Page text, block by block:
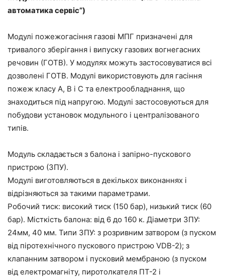
автоматика сервіс”)
Модулі пожежогасіння газові МПГ призначені для
тривалого зберігання і випуску газових вогнегасних
речовин (ГОТВ). У модулях можуть застосовуватися всі
дозволені ГОТВ. Модулі використовують для гасіння
пожеж класу А, В і С та електрообладнання, що
знаходиться під напругою. Модулі застосовуються для
побудови установок модульного і централізованого
типів.
Модуль складається з балона і запірно-пускового
пристрою (ЗПУ).
Модулі виготовляються в декількох виконаннях і
відрізняються за такими параметрами.
Робочий тиск: високий тиск (150 бар), низький тиск (60
бар). Місткість балона: від 6 до 160 к. Діаметри ЗПУ:
24мм, 40 мм. Типи ЗПУ: з розривним затвором (з пуском
від піротехнічного пускового пристрою VDB-2); з
клапанним затвором і пусковий мембраною (з пуском
від електромагніту, пиротолкателя ПТ-2 і